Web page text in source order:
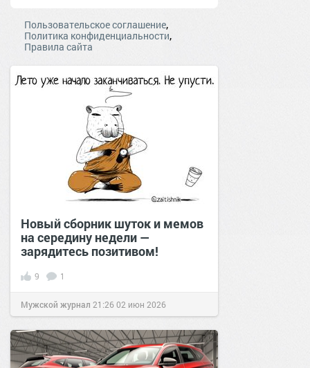
Пользовательское соглашение,
Политика конфиденциальности,
Правила сайта
Новый сборник шуток и мемов
на середину недели —
зарядитесь позитивом!
9 1
Мужской журнал 21:2602 июн 2026